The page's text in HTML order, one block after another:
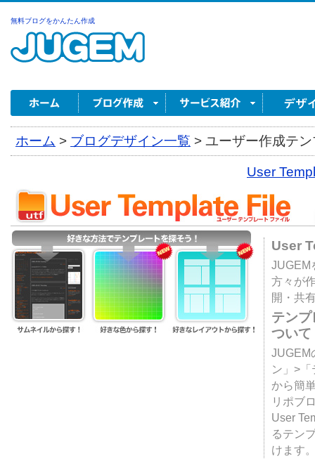
無料ブログをかんたん作成
ホーム > ブログデザイン一覧 > ユーザー作成テ
User
User
JUGEM
方々が
開・共
テン
ついて
JUGEM
ン」>
から簡
リポブ
User
るテン
けます